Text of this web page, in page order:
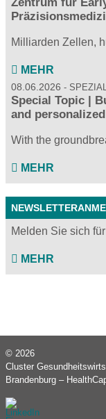
Milliarden Zellen,
MEHR
08.06.2026
Special Topic |
and
With the
MEHR
Melden Sie sich
MEHR
© 2026
Cluster
Brandenburg –